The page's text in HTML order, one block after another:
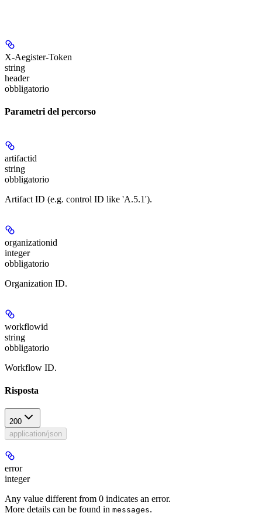
X-Aegister-Token
string
header
obbligatorio
Parametri del percorso
artifactid
string
obbligatorio
Artifact ID (e.g. control ID like 'A.5.1').
organizationid
integer
obbligatorio
Organization ID.
workflowid
string
obbligatorio
Workflow ID.
Risposta
200
application/json
error
integer
Any value different from 0 indicates an error.
More details can be found in messages.